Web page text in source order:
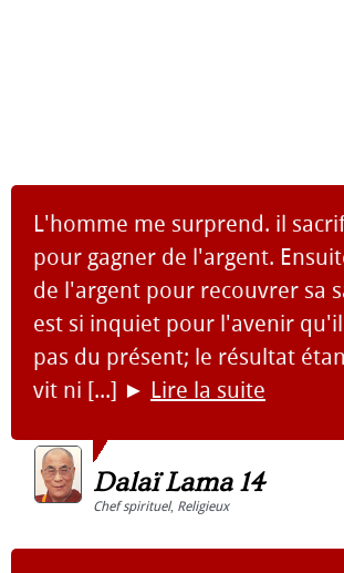
L'homme me surprend. il
pour gagner de l'argent.
de l'argent pour recouvrer sa
est si inquiet pour l'avenir
pas du présent; le résultat
vit ni [...] ► Lire la suite
Dalaï Lama 14
Chef spirituel, Religieux